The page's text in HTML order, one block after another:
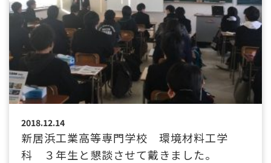
2018.12.14
新居浜工業高等専門学校 環境材料工学
科 ３年生と懇談させて戴きました。